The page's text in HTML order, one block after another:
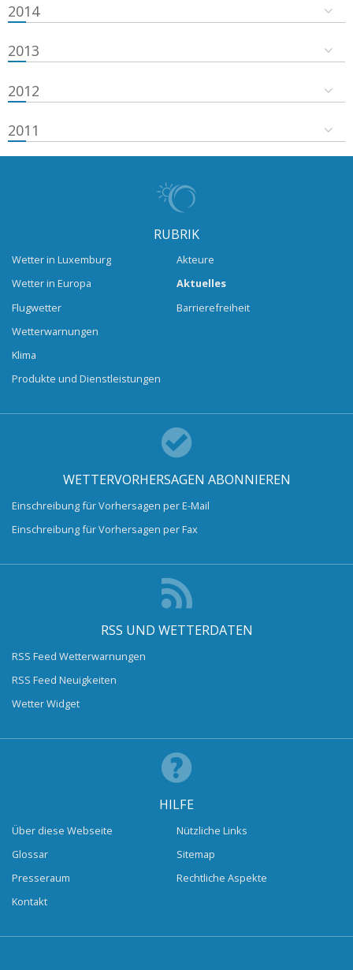
2014
2013
2012
2011
RUBRIK
Wetter in Luxemburg
Wetter in Europa
Flugwetter
Wetterwarnungen
Klima
Produkte und Dienstleistungen
Akteure
Aktuelles
Barrierefreiheit
WETTERVORHERSAGEN ABONNIEREN
Einschreibung für Vorhersagen per E-Mail
Einschreibung für Vorhersagen per Fax
RSS UND WETTERDATEN
RSS Feed Wetterwarnungen
RSS Feed Neuigkeiten
Wetter Widget
HILFE
Über diese Webseite
Glossar
Presseraum
Kontakt
Nützliche Links
Sitemap
Rechtliche Aspekte